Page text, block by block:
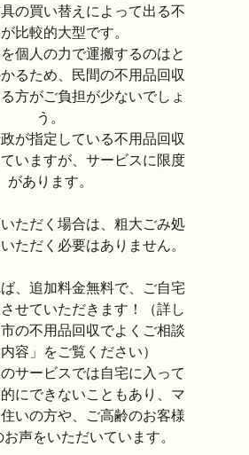
の買い替えによって出る不
比較的大型です。
個人の力で運搬するのはと
るため、民間の不用品回収
方がご負担が少ないでしょ
う。
が指定している不用品回収
いますが、サービスに限度
があります。
ただく場合は、粗大ごみ処
ただく必要はありません。
、追加料金無料で、ご自宅
せていただきます！（詳し
の不用品回収でよくご相談
容」をご覧ください）
サービスでは自宅に入って
にできないこともあり、マ
いの方や、ご高齢のお客様
お声をいただいています。